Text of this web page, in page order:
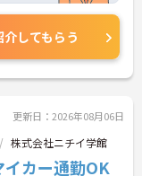
心し
で、
介してもらう
更新日：2026年08月06日
株式会社ニチイ学館
イカー通勤OK